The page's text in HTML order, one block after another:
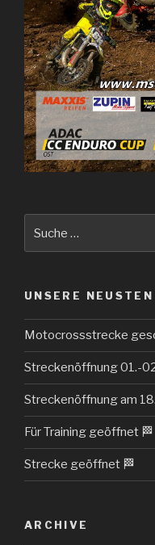
UNSERE
Motocrossstrecke
Streckenöffnung 01.-
Streckenöffnung am
Für Training geöffnet 🏁
Strecke geöffnet 🏁
ARCHIVE